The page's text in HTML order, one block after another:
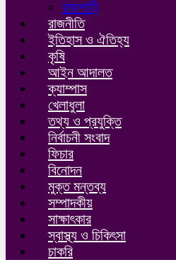
রাজশাহী
রাজনীতি
ইতিহাস ও ঐতিহ্য
কৃষি
আইন আদালত
ক্যাম্পাস
খেলাধুলা
তথ্য ও প্রযুক্তি
নির্বাচনী সংবাদ
ফিচার
বিনোদন
মুক্ত মন্তব্য
সম্পাদকীয়
সাক্ষাৎকার
স্বাস্থ্য ও চিকিৎসা
চাকরি